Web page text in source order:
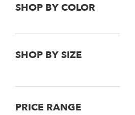
SHOP BY COLOR
SHOP BY SIZE
PRICE RANGE